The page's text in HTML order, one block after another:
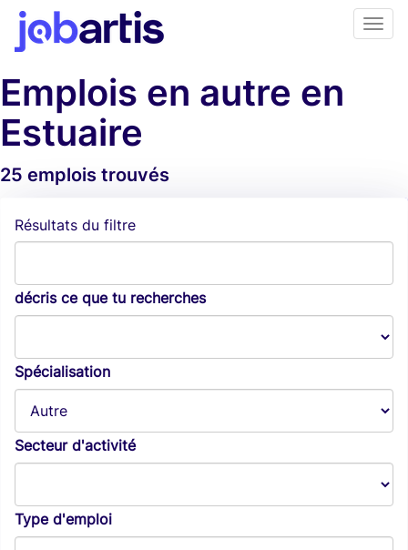
Emplois en autre en
Estuaire
25 emplois trouvés
Résultats du filtre
décris ce que tu recherches
Spécialisation
Secteur d'activité
Type d'emploi